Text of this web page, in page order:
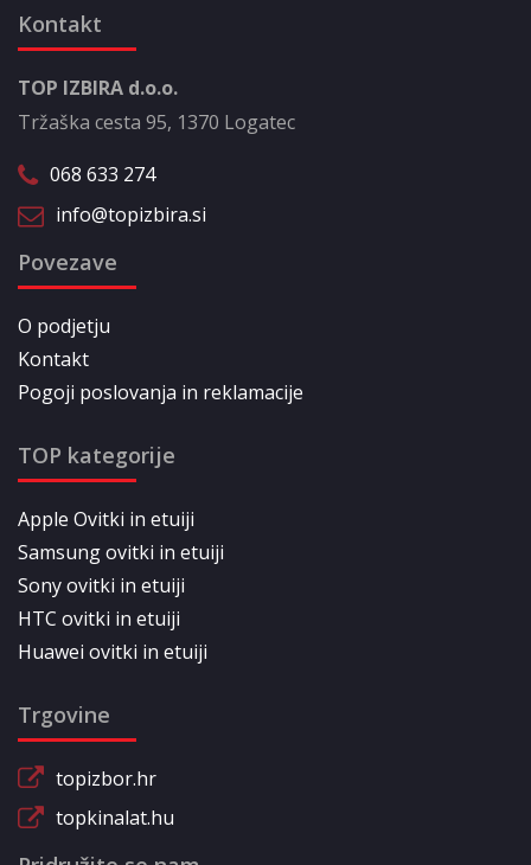
Kontakt
TOP IZBIRA d.o.o.
Tržaška cesta 95, 1370 Logatec
068 633 274
info@topizbira.si
Povezave
O podjetju
Kontakt
Pogoji poslovanja in reklamacije
TOP kategorije
Apple Ovitki in etuiji
Samsung ovitki in etuiji
Sony ovitki in etuiji
HTC ovitki in etuiji
Huawei ovitki in etuiji
Trgovine
topizbor.hr
topkinalat.hu